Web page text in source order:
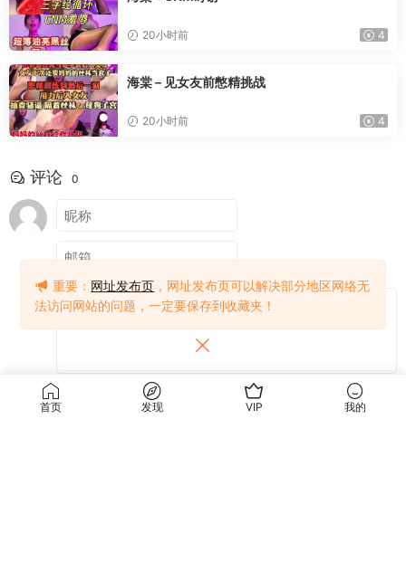
20小时前 4
海棠 – 见女友前憋精挑战
20小时前 4
评论 0
提交
首页 发现 VIP 我的
重要： 网址发布页 ，网址发布页可以解决部分地区网络无
法访问网站的问题，一定要保存到收藏夹！